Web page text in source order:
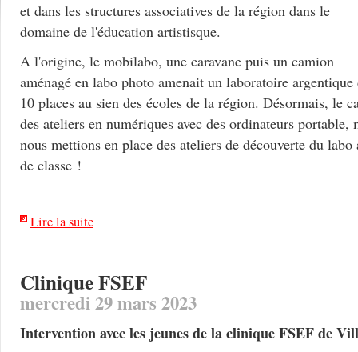
et dans les structures associatives de la région dans le
domaine de l'éducation artistisque.
A l'origine, le mobilabo, une caravane puis un camion
aménagé en labo photo amenait un laboratoire argentique
10 places au sien des écoles de la région. Désormais, le
des ateliers en numériques avec des ordinateurs
nous mettions en place des ateliers de découverte du labo
de classe !
Lire la suite
Clinique FSEF
mercredi 29 mars 2023
Intervention avec les jeunes de la clinique FSEF de